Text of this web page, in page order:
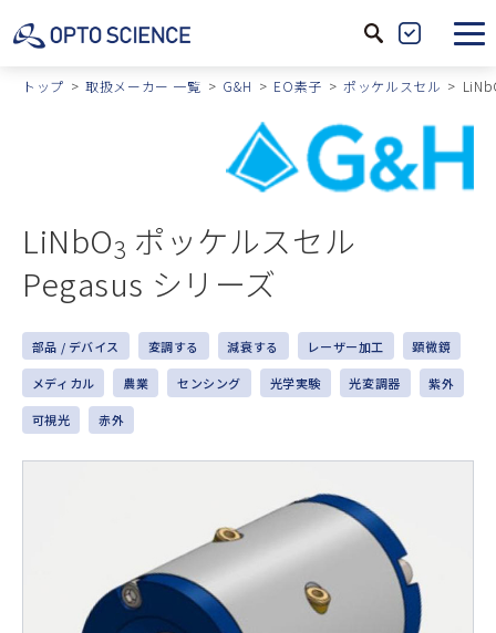
サ
イ
内
検
製
品
込
トップ 取扱メーカー 一覧 G&H EO素子 ポッケルスセル
LiNbO3 ポッケルスセル
Pegasus シリーズ
部品 / デバイス 変調する 減衰する レーザー加工 顕微鏡
メディカル 農業 センシング 光学実験 光変調器 紫外
可視光 赤外